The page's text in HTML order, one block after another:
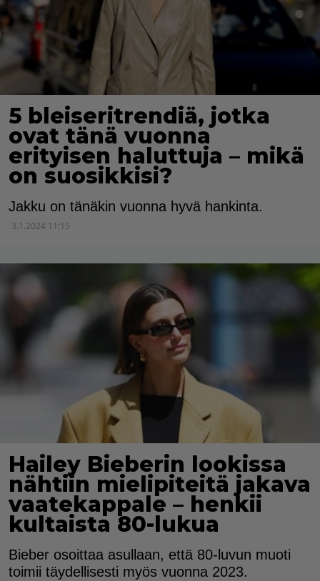
5 bleiseritrendiä, jotka
ovat tänä vuonna
erityisen haluttuja – mikä
on suosikkisi?
Jakku on tänäkin vuonna hyvä hankinta.
3.1.2024 11:15
Hailey Bieberin lookissa
nähtiin mielipiteitä jakava
vaatekappale – henkii
kultaista 80-lukua
Bieber osoittaa asullaan, että 80-luvun muoti
toimii täydellisesti myös vuonna 2023.